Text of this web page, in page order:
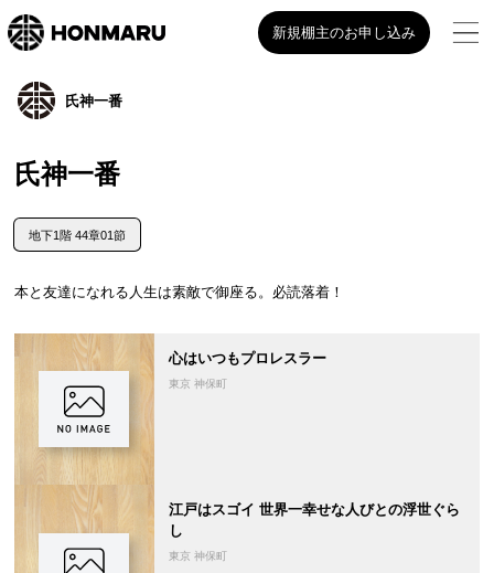
新規棚主のお申し込み
氏神一番
氏神一番
地下1階 44章01節
本と友達になれる人生は素敵で御座る。必読落着！
心はいつもプロレスラー
東京 神保町
江戸はスゴイ 世界一幸せな人びとの浮世ぐら
し
東京 神保町